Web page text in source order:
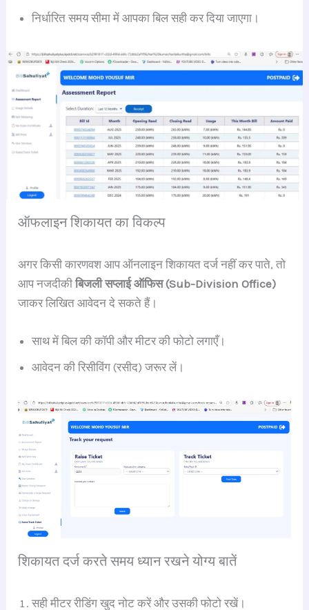
निर्धारित समय सीमा में आपका बिल सही कर दिया जाएगा।
ऑफलाइन शिकायत का विकल्प
अगर किसी कारणवश आप ऑनलाइन शिकायत दर्ज नहीं कर पाते, तो
आप नजदीकीबिजली सप्लाई ऑफिस (Sub-Division Office)
जाकर लिखित आवेदन दे सकते हैं।
साथ में बिल की कॉपी और मीटर की फोटो लगाएँ।
आवेदन की रिसीविंग (रसीद) जरूर लें।
शिकायत दर्ज करते समय ध्यान रखने योग्य बातें
सही मीटर रीडिंग खुद नोट करें और उसकी फोटो रखें।